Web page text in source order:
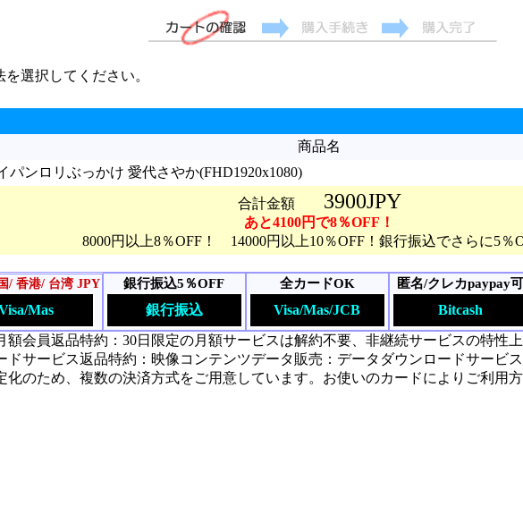
選択してください。
商品名
パンロリぶっかけ 愛代さやか(FHD1920x1080)
合計金額 3900JPY
あと4100円で8％OFF！
8000円以上8％OFF！ 14000円以上10％OFF！銀行振込でさらに5％
/ 香港/ 台湾 JPY
Mas
銀行振込5％OFF
銀行振込
全カードOK
Visa/Mas/JCB
匿名/クレカpaypay可
Bitcash
額会員返品特約：30日限定の月額サービスは解約不要、非継続サービスの特性
ドサービス返品特約：映像コンテンツデータ販売：データダウンロードサービ
化のため、複数の決済方式をご用意しています。お使いのカードによりご利用